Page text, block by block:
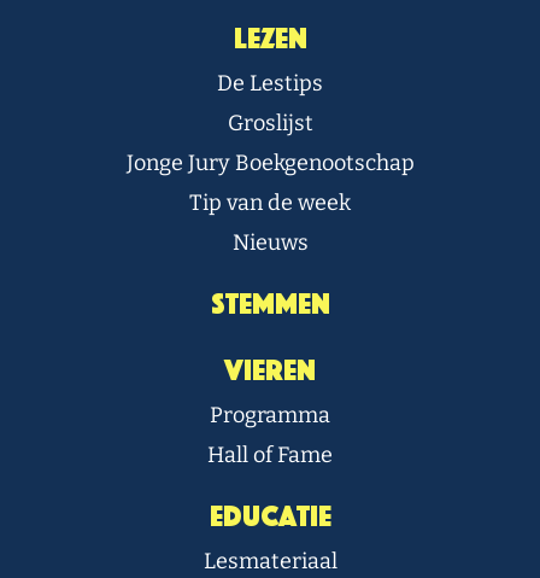
Lezen
De Lestips
Groslijst
Jonge Jury Boekgenootschap
Tip van de week
Nieuws
Stemmen
Vieren
Programma
Hall of Fame
Educatie
Lesmateriaal